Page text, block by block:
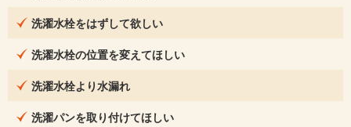
洗濯水栓をはずして欲しい
洗濯水栓の位置を変えてほしい
洗濯水栓より水漏れ
洗濯パンを取り付けてほしい